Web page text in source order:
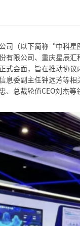
司（以下简称“中科
有限公司、重庆星辰
会面，旨在推动协
息委副主任钟远芳等
总裁轮值CEO刘杰等